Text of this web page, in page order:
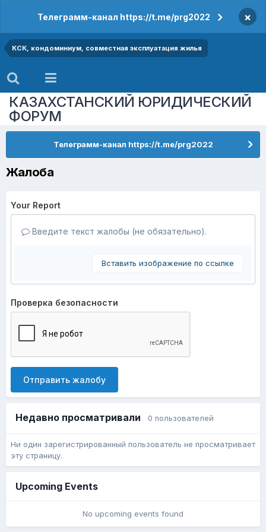
Телеграмм-канал https://t.me/prg2022 ×
КСК, кондоминиум, совместная эксплуатация жилья
КАЗАХСТАНСКИЙ ЮРИДИЧЕСКИЙ
ФОРУМ
Телеграмм-канал https://t.me/prg2022
Жалоба
Your Report
Введите текст жалобы (не обязательно).
Вставить изображение по ссылке
Проверка безопасности
Отправить жалобу
Недавно просматривали 0 пользователей
Ни один зарегистрированный пользователь не просматривает
эту страницу.
Upcoming Events
No upcoming events found